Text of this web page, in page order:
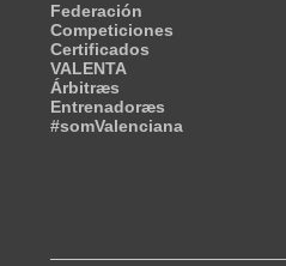
Federación
Competiciones
Certificados
VALENTA
Árbitræs
Entrenadoræs
#somValenciana